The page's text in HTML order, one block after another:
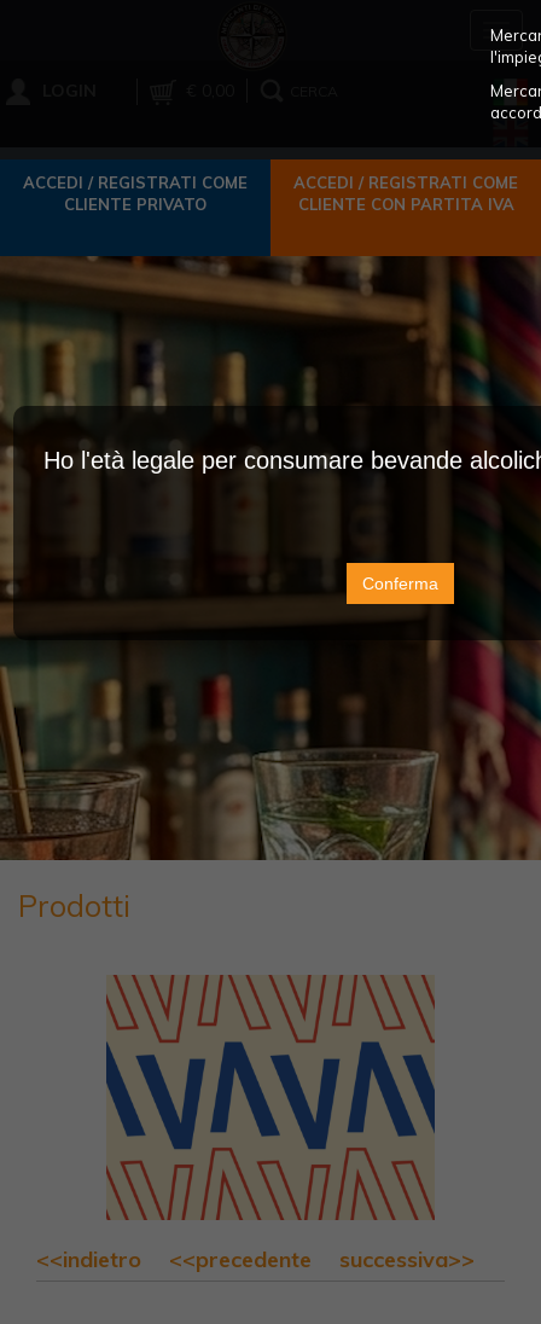
ACCEDI / REGISTRATI COME
CLIENTE PRIVATO
ACCEDI / REGISTRATI COME
CLIENTE CON PARTITA IVA
Prodotti
<<indietro <<precedente successiva>>
Ho l'età legale per consumare bevande
Conferma